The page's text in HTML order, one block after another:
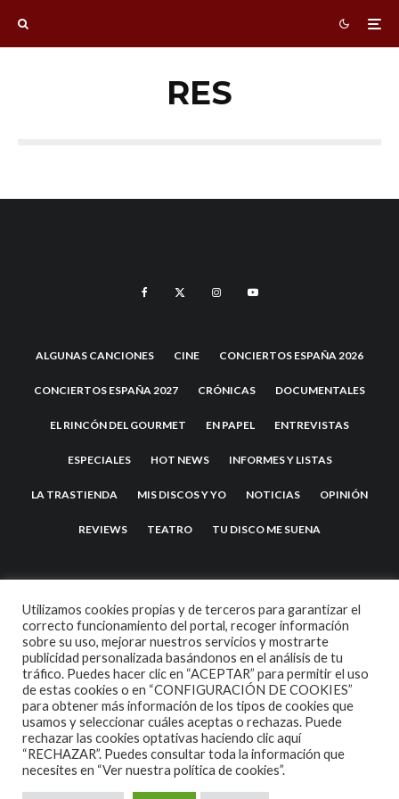
RES
ALGUNAS CANCIONES CINE CONCIERTOS ESPAÑA 2026
CONCIERTOS ESPAÑA 2027 CRÓNICAS DOCUMENTALES
EL RINCÓN DEL GOURMET EN PAPEL ENTREVISTAS
ESPECIALES HOT NEWS INFORMES Y LISTAS
LA TRASTIENDA MIS DISCOS Y YO NOTICIAS OPINIÓN
REVIEWS TEATRO TU DISCO ME SUENA
2007 COPYRIGHT -CODETIPITHEME
Utilizamos cookies propias y de terceros para garantizar el
correcto funcionamiento del portal, recoger información
sobre su uso, mejorar nuestros servicios y mostrarte
publicidad personalizada basándonos en el análisis de tu
tráfico. Puedes hacer clic en “ACEPTAR” para permitir el uso
de estas cookies o en “CONFIGURACIÓN DE COOKIES”
para obtener más información de los tipos de cookies que
usamos y seleccionar cuáles aceptas o rechazas. Puede
rechazar las cookies optativas haciendo clic aquí
“RECHAZAR”. Puedes consultar toda la información que
necesites en “Ver nuestra política de cookies”.